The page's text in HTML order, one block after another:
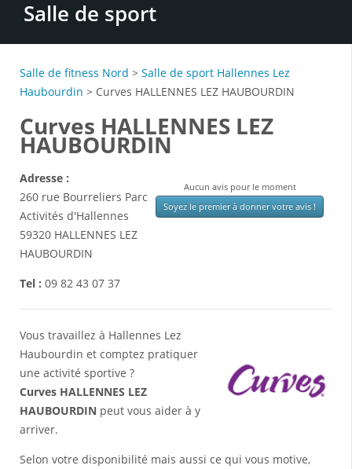
Salle de sport
Salle de fitness Nord > Salle de sport Hallennes Lez
Haubourdin > Curves HALLENNES LEZ HAUBOURDIN
Curves HALLENNES LEZ
HAUBOURDIN
Aucun avis pour le moment
Soyez le premier à donner votre avis !
Adresse :
260 rue Bourreliers Parc
Activités d'Hallennes
59320 HALLENNES LEZ
HAUBOURDIN
Tel : 09 82 43 07 37
Vous travaillez à Hallennes Lez
Haubourdin et comptez pratiquer
une activité sportive ?
Curves HALLENNES LEZ
HAUBOURDIN peut vous aider à y
arriver.
Selon votre disponibilité mais aussi ce qui vous motive,